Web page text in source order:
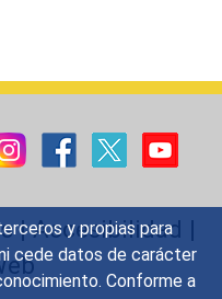
y propias para
cede datos de carácter
Conforme a
|Accesibilidad |